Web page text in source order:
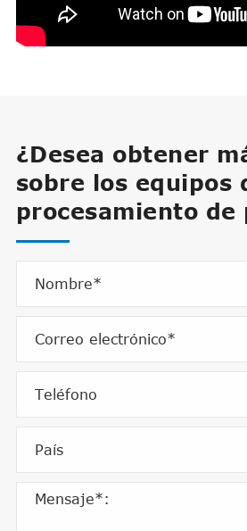
¿Desea obtener
sobre los equipos
procesamiento de